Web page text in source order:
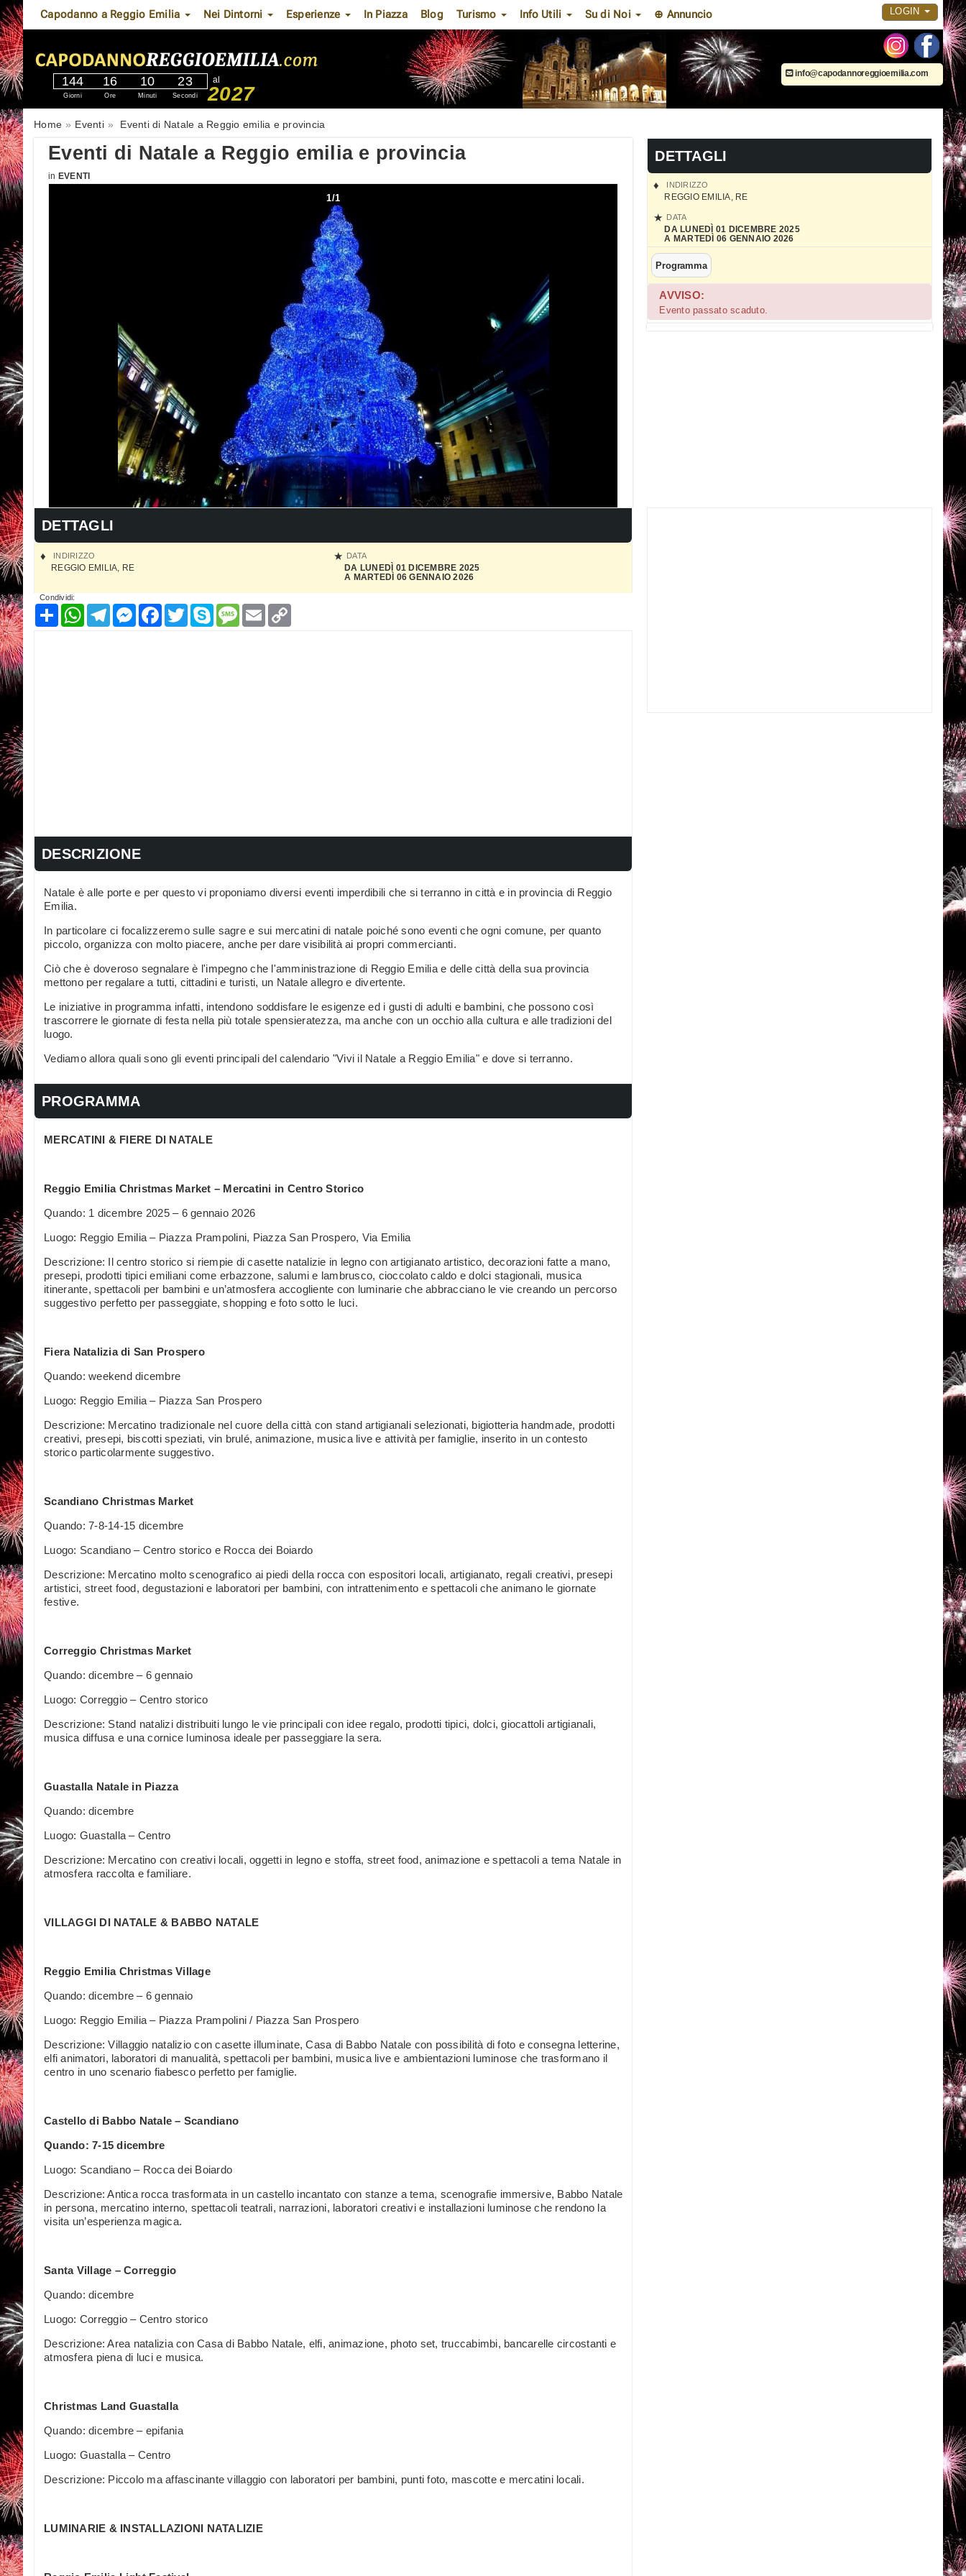
Capodanno a Reggio Emilia Nei Dintorni Esperienze In Piazza Blog Turismo Info Utili Su di Noi ⊕ Annuncio LOGIN
144
Giorni
16
Ore
10
Minuti
22
Secondi
al
2027
info@capodannoreggioemilia.com
Home Eventi Eventi di Natale a Reggio emilia e provincia
Eventi di Natale a Reggio emilia e provincia
in EVENTI
1/1
DETTAGLI
INDIRIZZO
REGGIO EMILIA, RE
DATA
DA LUNEDÌ 01 DICEMBRE 2025
A MARTEDÌ 06 GENNAIO 2026
Programma
AVVISO:
Evento passato scaduto.
DETTAGLI
INDIRIZZO
REGGIO EMILIA RE
DATA
DA LUNEDÌ 01 DICEMBRE 2025
A MARTEDÌ 06 GENNAIO 2026
Condividi:
CondividiWhatsAppTelegramMessenger
Facebook
TwitterSkypeMessage
Email
DESCRIZIONE
Natale è alle porte e per questo vi proponiamo diversi eventi imperdibili che si terranno in città e in provincia di Reggio
Emilia.
In particolare ci focalizzeremo sulle sagre e sui mercatini di natale poiché sono eventi che ogni comune, per quanto
piccolo, organizza con molto piacere, anche per dare visibilità ai propri commercianti.
Ciò che è doveroso segnalare è l'impegno che l'amministrazione di Reggio Emilia e delle città della sua provincia
mettono per regalare a tutti, cittadini e turisti, un Natale allegro e divertente.
Le iniziative in programma infatti, intendono soddisfare le esigenze ed i gusti di adulti e bambini, che possono così
trascorrere le giornate di festa nella più totale spensieratezza, ma anche con un occhio alla cultura e alle tradizioni del
luogo.
Vediamo allora quali sono gli eventi principali del calendario "Vivi il Natale a Reggio Emilia" e dove si terranno.
PROGRAMMA
MERCATINI & FIERE DI NATALE
Reggio Emilia Christmas Market – Mercatini in Centro Storico
Quando: 1 dicembre 2025 – 6 gennaio 2026
Luogo: Reggio Emilia – Piazza Prampolini, Piazza San Prospero, Via Emilia
Descrizione: Il centro storico si riempie di casette natalizie in legno con artigianato artistico, decorazioni fatte a mano,
presepi, prodotti tipici emiliani come erbazzone, salumi e lambrusco, cioccolato caldo e dolci stagionali, musica
itinerante, spettacoli per bambini e un’atmosfera accogliente con luminarie che abbracciano le vie creando un percorso
suggestivo perfetto per passeggiate, shopping e foto sotto le luci.
Fiera Natalizia di San Prospero
Quando: weekend dicembre
Luogo: Reggio Emilia – Piazza San Prospero
Descrizione: Mercatino tradizionale nel cuore della città con stand artigianali selezionati, bigiotteria handmade, prodotti
creativi, presepi, biscotti speziati, vin brulé, animazione, musica live e attività per famiglie, inserito in un contesto
storico particolarmente suggestivo.
Scandiano Christmas Market
Quando: 7-8-14-15 dicembre
Luogo: Scandiano – Centro storico e Rocca dei Boiardo
Descrizione: Mercatino molto scenografico ai piedi della rocca con espositori locali, artigianato, regali creativi, presepi
artistici, street food, degustazioni e laboratori per bambini, con intrattenimento e spettacoli che animano le giornate
festive.
Correggio Christmas Market
Quando: dicembre – 6 gennaio
Luogo: Correggio – Centro storico
Descrizione: Stand natalizi distribuiti lungo le vie principali con idee regalo, prodotti tipici, dolci, giocattoli artigianali,
musica diffusa e una cornice luminosa ideale per passeggiare la sera.
Guastalla Natale in Piazza
Quando: dicembre
Luogo: Guastalla – Centro
Descrizione: Mercatino con creativi locali, oggetti in legno e stoffa, street food, animazione e spettacoli a tema Natale in
atmosfera raccolta e familiare.
VILLAGGI DI NATALE & BABBO NATALE
Reggio Emilia Christmas Village
Quando: dicembre – 6 gennaio
Luogo: Reggio Emilia – Piazza Prampolini / Piazza San Prospero
Descrizione: Villaggio natalizio con casette illuminate, Casa di Babbo Natale con possibilità di foto e consegna letterine,
elfi animatori, laboratori di manualità, spettacoli per bambini, musica live e ambientazioni luminose che trasformano il
centro in uno scenario fiabesco perfetto per famiglie.
Castello di Babbo Natale – Scandiano
Quando: 7-15 dicembre
Luogo: Scandiano – Rocca dei Boiardo
Descrizione: Antica rocca trasformata in un castello incantato con stanze a tema, scenografie immersive, Babbo Natale
in persona, mercatino interno, spettacoli teatrali, narrazioni, laboratori creativi e installazioni luminose che rendono la
visita un’esperienza magica.
Santa Village – Correggio
Quando: dicembre
Luogo: Correggio – Centro storico
Descrizione: Area natalizia con Casa di Babbo Natale, elfi, animazione, photo set, truccabimbi, bancarelle circostanti e
atmosfera piena di luci e musica.
Christmas Land Guastalla
Quando: dicembre – epifania
Luogo: Guastalla – Centro
Descrizione: Piccolo ma affascinante villaggio con laboratori per bambini, punti foto, mascotte e mercatini locali.
LUMINARIE & INSTALLAZIONI NATALIZIE